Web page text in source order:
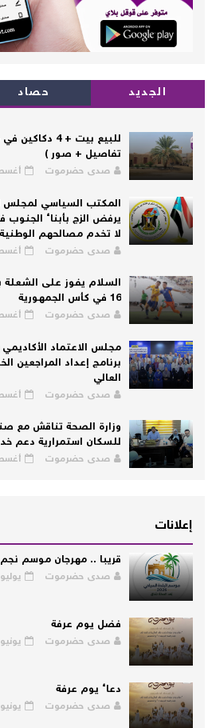
الجديد حصاد
للبيع بيت + 4
تفاصيل + صور )
صدى حضرموت أغسطس 06,
المكتب السياسي لمجلس
يرفض الزج بأبناء الجنوب في
لا تخدم مصالحهم الوطنية
صدى حضرموت أغسطس 05,
السلام يفوز على الشعلة
16 في كأس الجمهورية
صدى حضرموت أغسطس 04,
مجلس الاعتماد الأكاديمي
برنامج إعداد المراجعين
العالي
صدى حضرموت أغسطس 04,
وزارة الصحة تناقش مع
للسكان استمرارية دعم
صدى حضرموت أغسطس 04,
إعلانات
قريبا .. مهرجان موسم نجم
صدى حضرموت يوليو 03, 2026
فضل يوم عرفة
صدى حضرموت يونيو 05, 2025
دعاء يوم عرفة
صدى حضرموت يونيو 05, 2025